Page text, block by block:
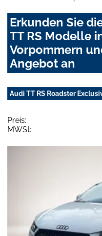
Erkunden Sie
TT RS Modelle
Vorpommern
Angebot an
Audi TT RS Roadster
Preis:
MWSt: